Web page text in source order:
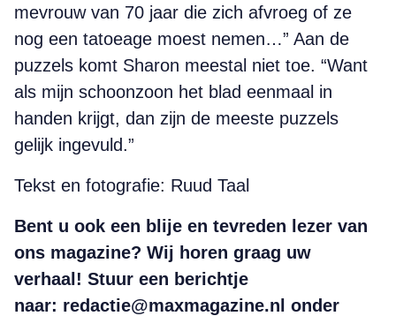
mevrouw van 70 jaar die zich afvroeg of ze
nog een tatoeage moest nemen…” Aan de
puzzels komt Sharon meestal niet toe. “Want
als mijn schoonzoon het blad eenmaal in
handen krijgt, dan zijn de meeste puzzels
gelijk ingevuld.”
Tekst en fotografie: Ruud Taal
Bent u ook een blije en tevreden lezer van
ons magazine? Wij horen graag uw
verhaal! Stuur een berichtje
naar: redactie@maxmagazine.nl onder